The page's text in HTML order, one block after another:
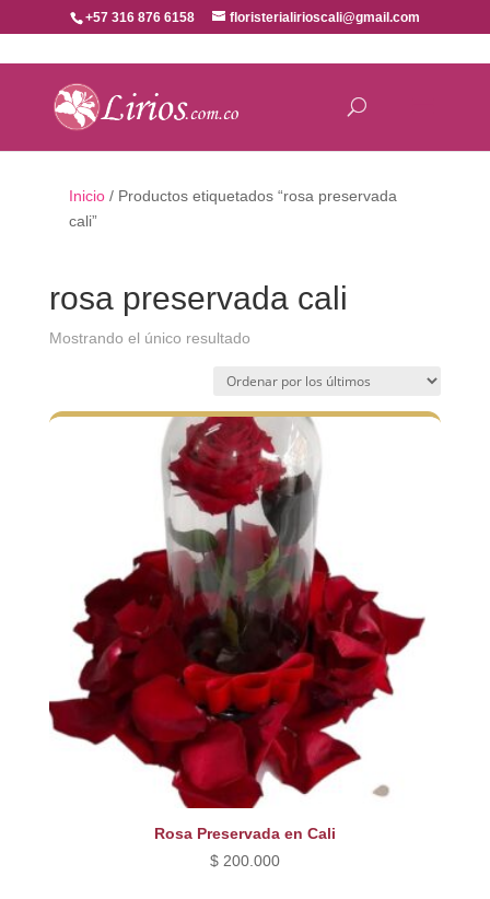
+57 316 876 6158 floristerialirioscali@gmail.com
Inicio/ Productos etiquetados “rosa preservada
cali”
rosa preservada cali
Mostrando el único resultado
Rosa Preservada en Cali
$200.000